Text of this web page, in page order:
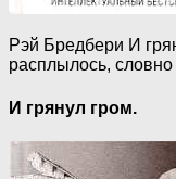
Рэй Бредбери И
расплылось, словно
И грянул гром.